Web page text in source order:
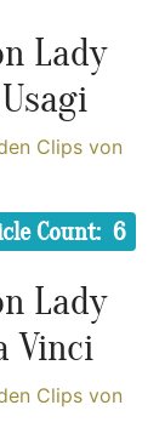
Lady
Clips von
Count: 6
Lady
Vinci
Clips von